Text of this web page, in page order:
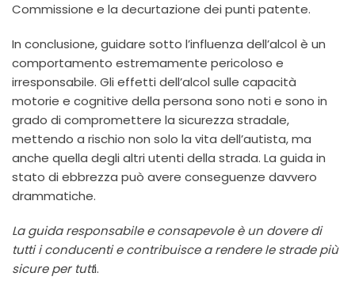
Commissione e la decurtazione dei punti patente.
In conclusione, guidare sotto l’influenza dell’alcol è un
comportamento estremamente pericoloso e
irresponsabile. Gli effetti dell’alcol sulle capacità
motorie e cognitive della persona sono noti e sono in
grado di compromettere la sicurezza stradale,
mettendo a rischio non solo la vita dell’autista, ma
anche quella degli altri utenti della strada. La guida in
stato di ebbrezza può avere conseguenze davvero
drammatiche.
La guida responsabile e consapevole è un dovere di
tutti i conducenti e contribuisce a rendere le strade più
sicure per tutti.